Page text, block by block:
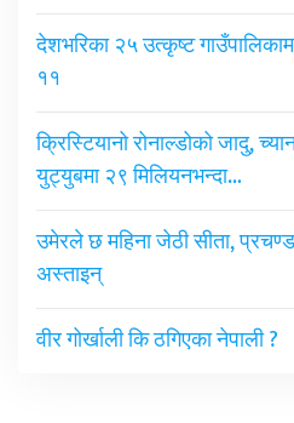
देशभरिका २५ उत्कृष्ट
११
क्रिस्टियानो रोनाल्डोको जादु,
युट्युबमा २९ मिलियनभन्दा…
उमेरले छ महिना जेठी सीता,
अस्ताइन्
वीर गोर्खाली कि ठगिएका नेपाली ?